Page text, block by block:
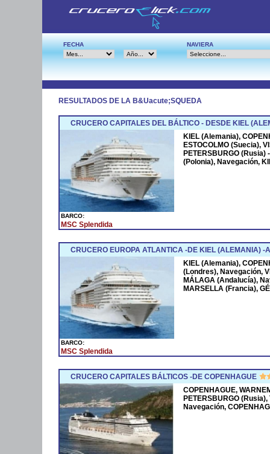
FECHA NAVIERA
RESULTADOS DE LA B&Uacute;SQUEDA
CRUCERO CAPITALES DEL BÁLTICO - DESDE KIEL
BARCO:
MSC Splendida
KIEL (Alemania),
ESTOCOLMO (Suecia),
PETERSBURGO (Rusia)
(Polonia), Navegación,
CRUCERO EUROPA ATLANTICA -DE KIEL (ALEMANIA) -
BARCO:
MSC Splendida
KIEL (Alemania),
(Londres), Navegación,
MÁLAGA (Andalucía),
MARSELLA (Francia),
CRUCERO CAPITALES BÁLTICOS -DE COPENHAGUE
COPENHAGUE,
PETERSBURGO
Navegación,